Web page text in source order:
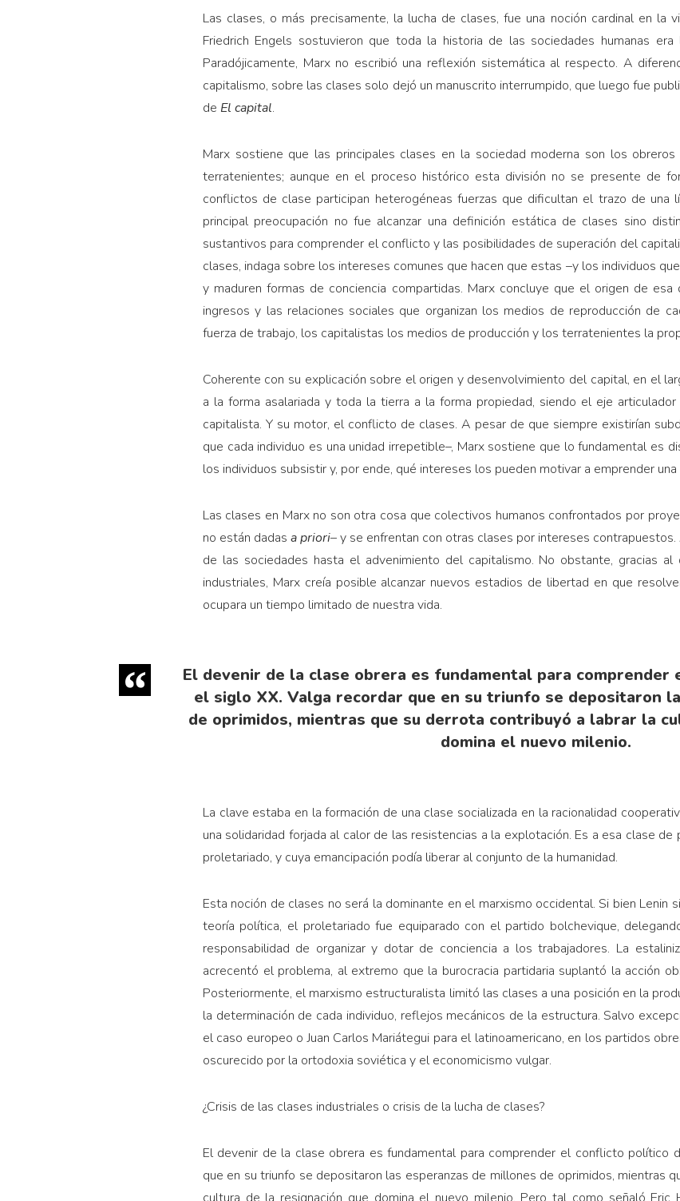
Las clases, o más precisamente, la lucha de clases, fue una noción cardinal en la
Friedrich Engels sostuvieron que toda la historia de las sociedades humanas
Paradójicamente, Marx no escribió una reflexión sistemática al respecto. A
capitalismo, sobre las clases solo dejó un manuscrito interrumpido, que luego fue
de El capital.
Marx sostiene que las principales clases en la sociedad moderna son los
terratenientes; aunque en el proceso histórico esta división no se presente de
conflictos de clase participan heterogéneas fuerzas que dificultan el trazo de una
principal preocupación no fue alcanzar una definición estática de clases sino
sustantivos para comprender el conflicto y las posibilidades de superación del
clases, indaga sobre los intereses comunes que hacen que estas –y los individuos
y maduren formas de conciencia compartidas. Marx concluye que el origen de
ingresos y las relaciones sociales que organizan los medios de reproducción de
fuerza de trabajo, los capitalistas los medios de producción y los terratenientes la
Coherente con su explicación sobre el origen y desenvolvimiento del capital, en el
a la forma asalariada y toda la tierra a la forma propiedad, siendo el eje
capitalista. Y su motor, el conflicto de clases. A pesar de que siempre existirían
que cada individuo es una unidad irrepetible–, Marx sostiene que lo fundamental es
los individuos subsistir y, por ende, qué intereses los pueden motivar a emprender una
Las clases en Marx no son otra cosa que colectivos humanos confrontados por
no están dadas a priori– y se enfrentan con otras clases por intereses
de las sociedades hasta el advenimiento del capitalismo. No obstante, gracias al
industriales, Marx creía posible alcanzar nuevos estadios de libertad en que
ocupara un tiempo limitado de nuestra vida.
El devenir de la clase obrera es fundamental para
el siglo XX. Valga recordar que en su triunfo se depositaron
de oprimidos, mientras que su derrota contribuyó a labrar la
domina el nuevo milenio.
La clave estaba en la formación de una clase socializada en la racionalidad
una solidaridad forjada al calor de las resistencias a la explotación. Es a esa clase de
proletariado, y cuya emancipación podía liberar al conjunto de la humanidad.
Esta noción de clases no será la dominante en el marxismo occidental. Si bien
teoría política, el proletariado fue equiparado con el partido bolchevique,
responsabilidad de organizar y dotar de conciencia a los trabajadores. La
acrecentó el problema, al extremo que la burocracia partidaria suplantó la acción
Posteriormente, el marxismo estructuralista limitó las clases a una posición en la
la determinación de cada individuo, reflejos mecánicos de la estructura. Salvo
el caso europeo o Juan Carlos Mariátegui para el latinoamericano, en los partidos
oscurecido por la ortodoxia soviética y el economicismo vulgar.
¿Crisis de las clases industriales o crisis de la lucha de clases?
El devenir de la clase obrera es fundamental para comprender el conflicto político
que en su triunfo se depositaron las esperanzas de millones de oprimidos, mientras